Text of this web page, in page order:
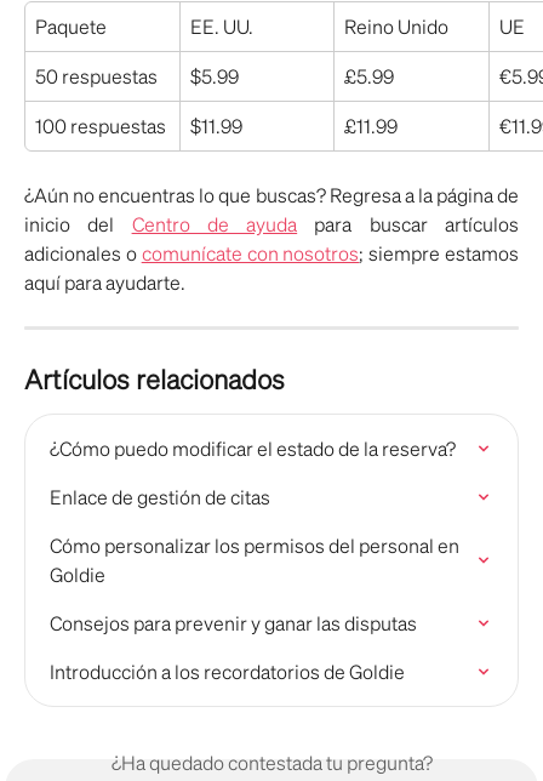
Paquete EE. UU. Reino Unido
UE
50 respuestas
$5.99 £5.99
100 respuestas
$11.99 £11.99
¿Aún no encuentras lo que buscas? Regresa a la página de
inicio del Centro de ayuda para buscar artículos
adicionales ocomunícate con nosotros; siempre estamos
aquí para ayudarte.
Artículos relacionados
¿Cómo puedo modificar el estado de la reserva?
Enlace de gestión de citas
Cómo personalizar los permisos del personal en
Goldie
Consejos para prevenir y ganar las disputas
Introducción a los recordatorios de Goldie
¿Ha quedado contestada tu pregunta?